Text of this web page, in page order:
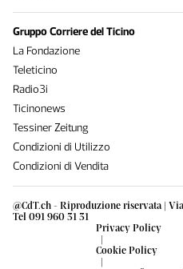
@CdT.ch - Riproduzione riservata |
Tel 091 960 31 31
Privacy Policy
|
Cookie Policy
|
Gruppo Corriere del Ticino
La Fondazione
Teleticino
Radio3i
Ticinonews
Tessiner Zeitung
Condizioni di Utilizzo
Condizioni di Vendita